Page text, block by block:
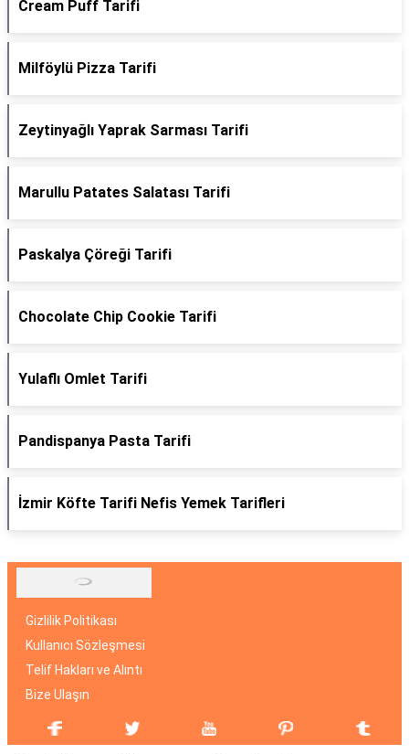
Cream Puff Tarifi
Milföylü Pizza Tarifi
Zeytinyağlı Yaprak Sarması Tarifi
Marullu Patates Salatası Tarifi
Paskalya Çöreği Tarifi
Chocolate Chip Cookie Tarifi
Yulaflı Omlet Tarifi
Pandispanya Pasta Tarifi
İzmir Köfte Tarifi Nefis Yemek Tarifleri
Gizlilik Politikası
Kullanıcı Sözleşmesi
Telif Hakları ve Alıntı
Bize Ulaşın